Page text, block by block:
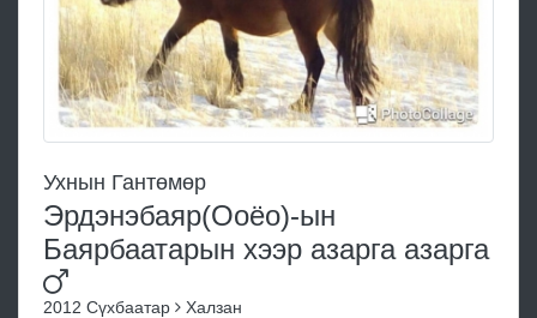
Ухнын Гантөмөр
Эрдэнэбаяр(Ооёо)-ын
Баярбаатарын хээр азарга азарга
2012 Сүхбаатар Халзан